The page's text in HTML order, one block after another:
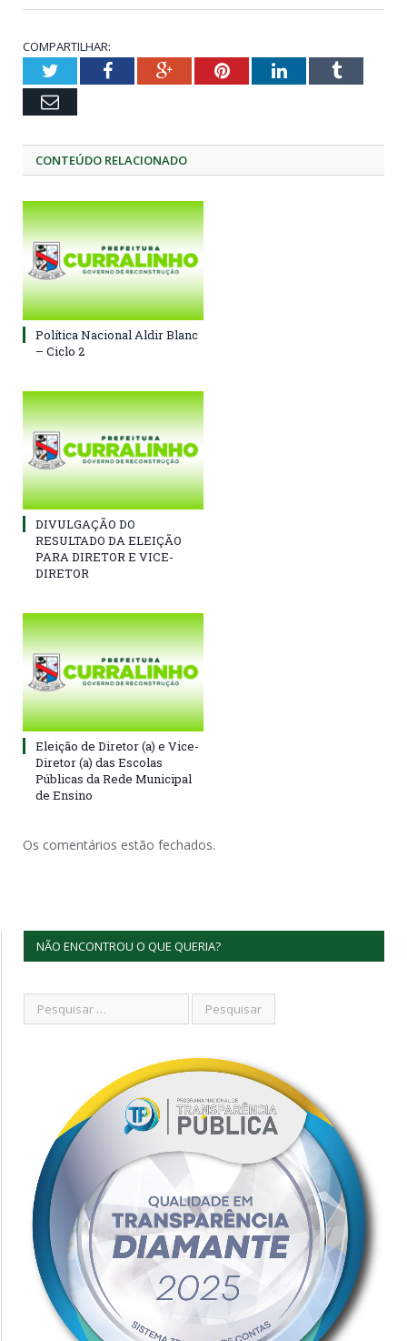
COMPARTILHAR:
TwitterFacebookGoogle+PinterestLinkedInTumblr
Email
CONTEÚDO RELACIONADO
Política Nacional Aldir Blanc
– Ciclo 2
DIVULGAÇÃO DO
RESULTADO DA ELEIÇÃO
PARA DIRETOR E VICE-
DIRETOR
Eleição de Diretor (a) e Vice-
Diretor (a) das Escolas
Públicas da Rede Municipal
de Ensino
Os comentários estão fechados.
NÃO ENCONTROU O QUE QUERIA?